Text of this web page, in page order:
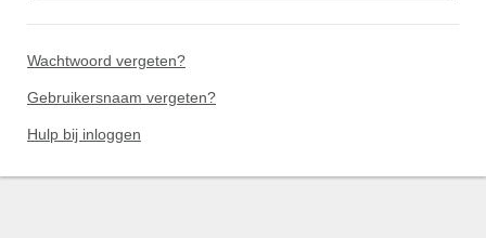
Wachtwoord vergeten?
Gebruikersnaam vergeten?
Hulp bij inloggen